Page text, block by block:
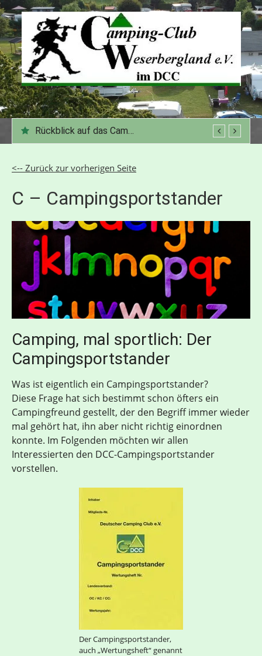
Zum
Inhalt
springen
Rückblick auf das Campingjahr 2025
<-- Zurück zur vorherigen Seite
C – Campingsportstander
Camping, mal sportlich: Der
Campingsportstander
Was ist eigentlich ein Campingsportstander?
Diese Frage hat sich bestimmt schon öfters ein
Campingfreund gestellt, der den Begriff immer wieder
mal gehört hat, ihn aber nicht richtig einordnen
konnte. Im Folgenden möchten wir allen
Interessierten den DCC-Campingsportstander
vorstellen.
Der Campingsportstander,
auch „Wertungsheft“ genannt